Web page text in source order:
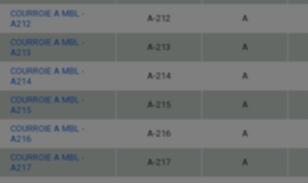
COURROIE A MBL -
A212
A-212 A
COURROIE A MBL -
A213
A-213 A
COURROIE A MBL -
A214
A-214 A
COURROIE A MBL -
A215
A-215 A
COURROIE A MBL -
A216
A-216 A
COURROIE A MBL -
A217
A-217 A